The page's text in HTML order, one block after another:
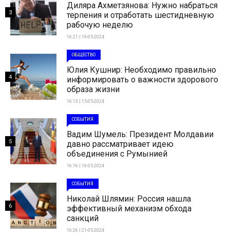
Диляра Ахметзянова: Нужно набраться
терпения и отработать шестидневную
рабочую неделю
16:21 | 19-05-2024
3
ОБЩЕСТВО
Юлия Кушнир: Необходимо правильно
информировать о важности здорового
образа жизни
16:13 | 15-05-2024
4
СОБЫТИЯ
Вадим Шумель: Президент Молдавии
давно рассматривает идею
объединения с Румынией
16:16 | 16-05-2024
5
СОБЫТИЯ
Николай Шлямин: Россия нашла
эффективный механизм обхода
санкций
16:26 | 21-05-2024
6